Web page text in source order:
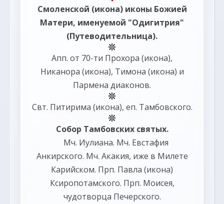
Смоленской (икона) иконы Божией
Матери, именуемой "Одигитрия"
(Путеводительница).
Апп. от 70-ти Прохора (икона),
Никанора (икона), Тимона (икона) и
Пармена диаконов.
Свт. Питирима (икона), еп. Тамбовского.
Собор Тамбовских святых.
Мч. Иулиана. Мч. Евстафия
Анкирского. Мч. Акакия, иже в Милете
Карийском. Прп. Павла (икона)
Ксиропотамского. Прп. Моисея,
чудотворца Печерского.